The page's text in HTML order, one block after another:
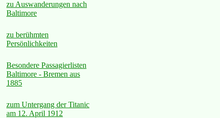
zu Auswanderungen nach
Baltimore
zu berühmten
Persönlichkeiten
Besondere Passagierlisten
Baltimore - Bremen aus
1885
zum Untergang der Titanic
am 12. April 1912